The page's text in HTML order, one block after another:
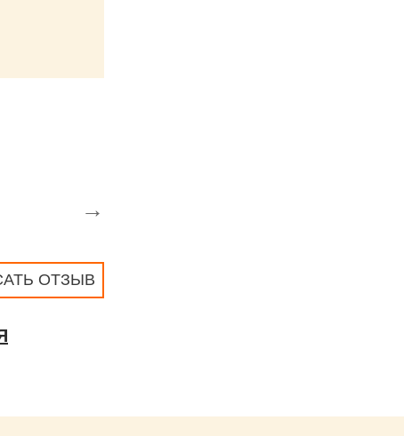
→
ОТЗЫВ